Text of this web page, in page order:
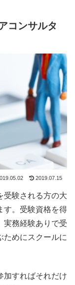
コンサルタ
2019.07.15
受験される方の大
す。受験資格を得
実務経験ありで受
ためにスクールに
加すればそれだけ